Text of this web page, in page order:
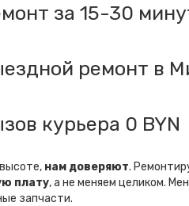
за 15-30
ремонт в
курьера 0 BYN
нам доверяют.
плату, а не меняем целиком.
запчасти.